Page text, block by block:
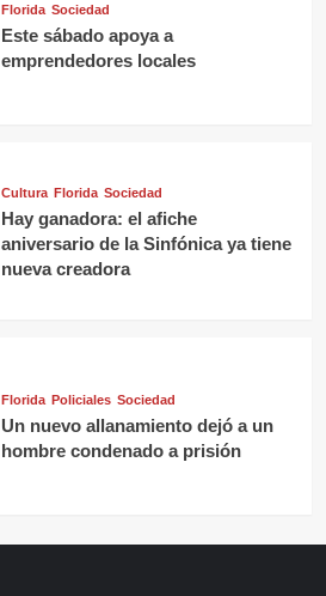
Florida Sociedad
Este sábado apoya a
emprendedores locales
Cultura Florida Sociedad
Hay ganadora: el afiche
aniversario de la Sinfónica ya tiene
nueva creadora
Florida Policiales Sociedad
Un nuevo allanamiento dejó a un
hombre condenado a prisión